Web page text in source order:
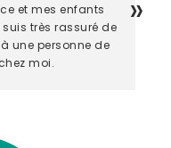
et mes enfants
très rassuré de
une personne de
moi.